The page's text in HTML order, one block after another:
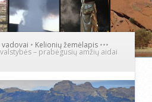
vadovai • Kelionių žemėlapis •••
– prabėgusių amžių aidai